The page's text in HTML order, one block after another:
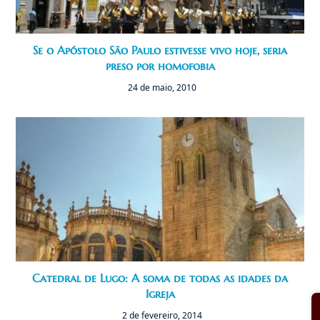
Se o Apóstolo São Paulo estivesse vivo hoje, seria
preso por homofobia
24 de maio, 2010
Catedral de Lugo: A soma de todas as idades da
Igreja
2 de fevereiro, 2014